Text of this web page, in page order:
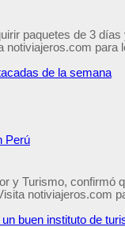
paquetes de 3
notiviajeros.com para
de la semana
Perú
y Turismo, confirmó
notiviajeros.com
buen instituto de